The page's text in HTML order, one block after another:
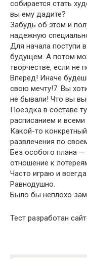
собирается стать
вы ему дадите?
Забудь об этом и
надежную
Для начала поступи
будущем. А потом
творчестве, если не
Вперед! Иначе
свою мечту!7. Вы
не бывали! Что вы
Поездка в составе
расписанием и всеми
Какой-то
развлечения по
Без особого плана —
отношение к
Часто играю и
Равнодушно.
Было бы неплохо
Тест разработан